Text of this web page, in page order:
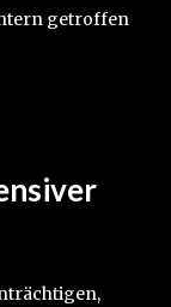
getroffen